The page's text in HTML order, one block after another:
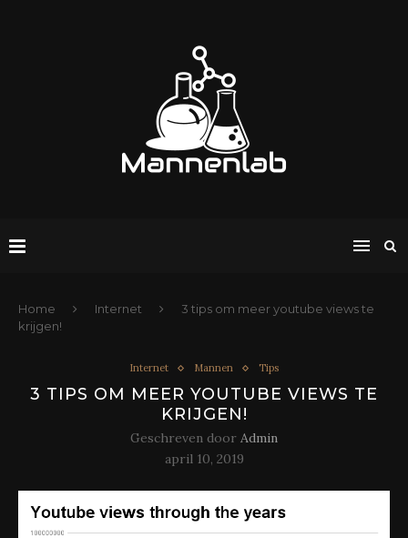
Home Internet
3 tips om meer youtube views te
krijgen!
Internet Mannen Tips
3 TIPS OM MEER YOUTUBE VIEWS TE
KRIJGEN!
Geschreven door Admin
april 10, 2019